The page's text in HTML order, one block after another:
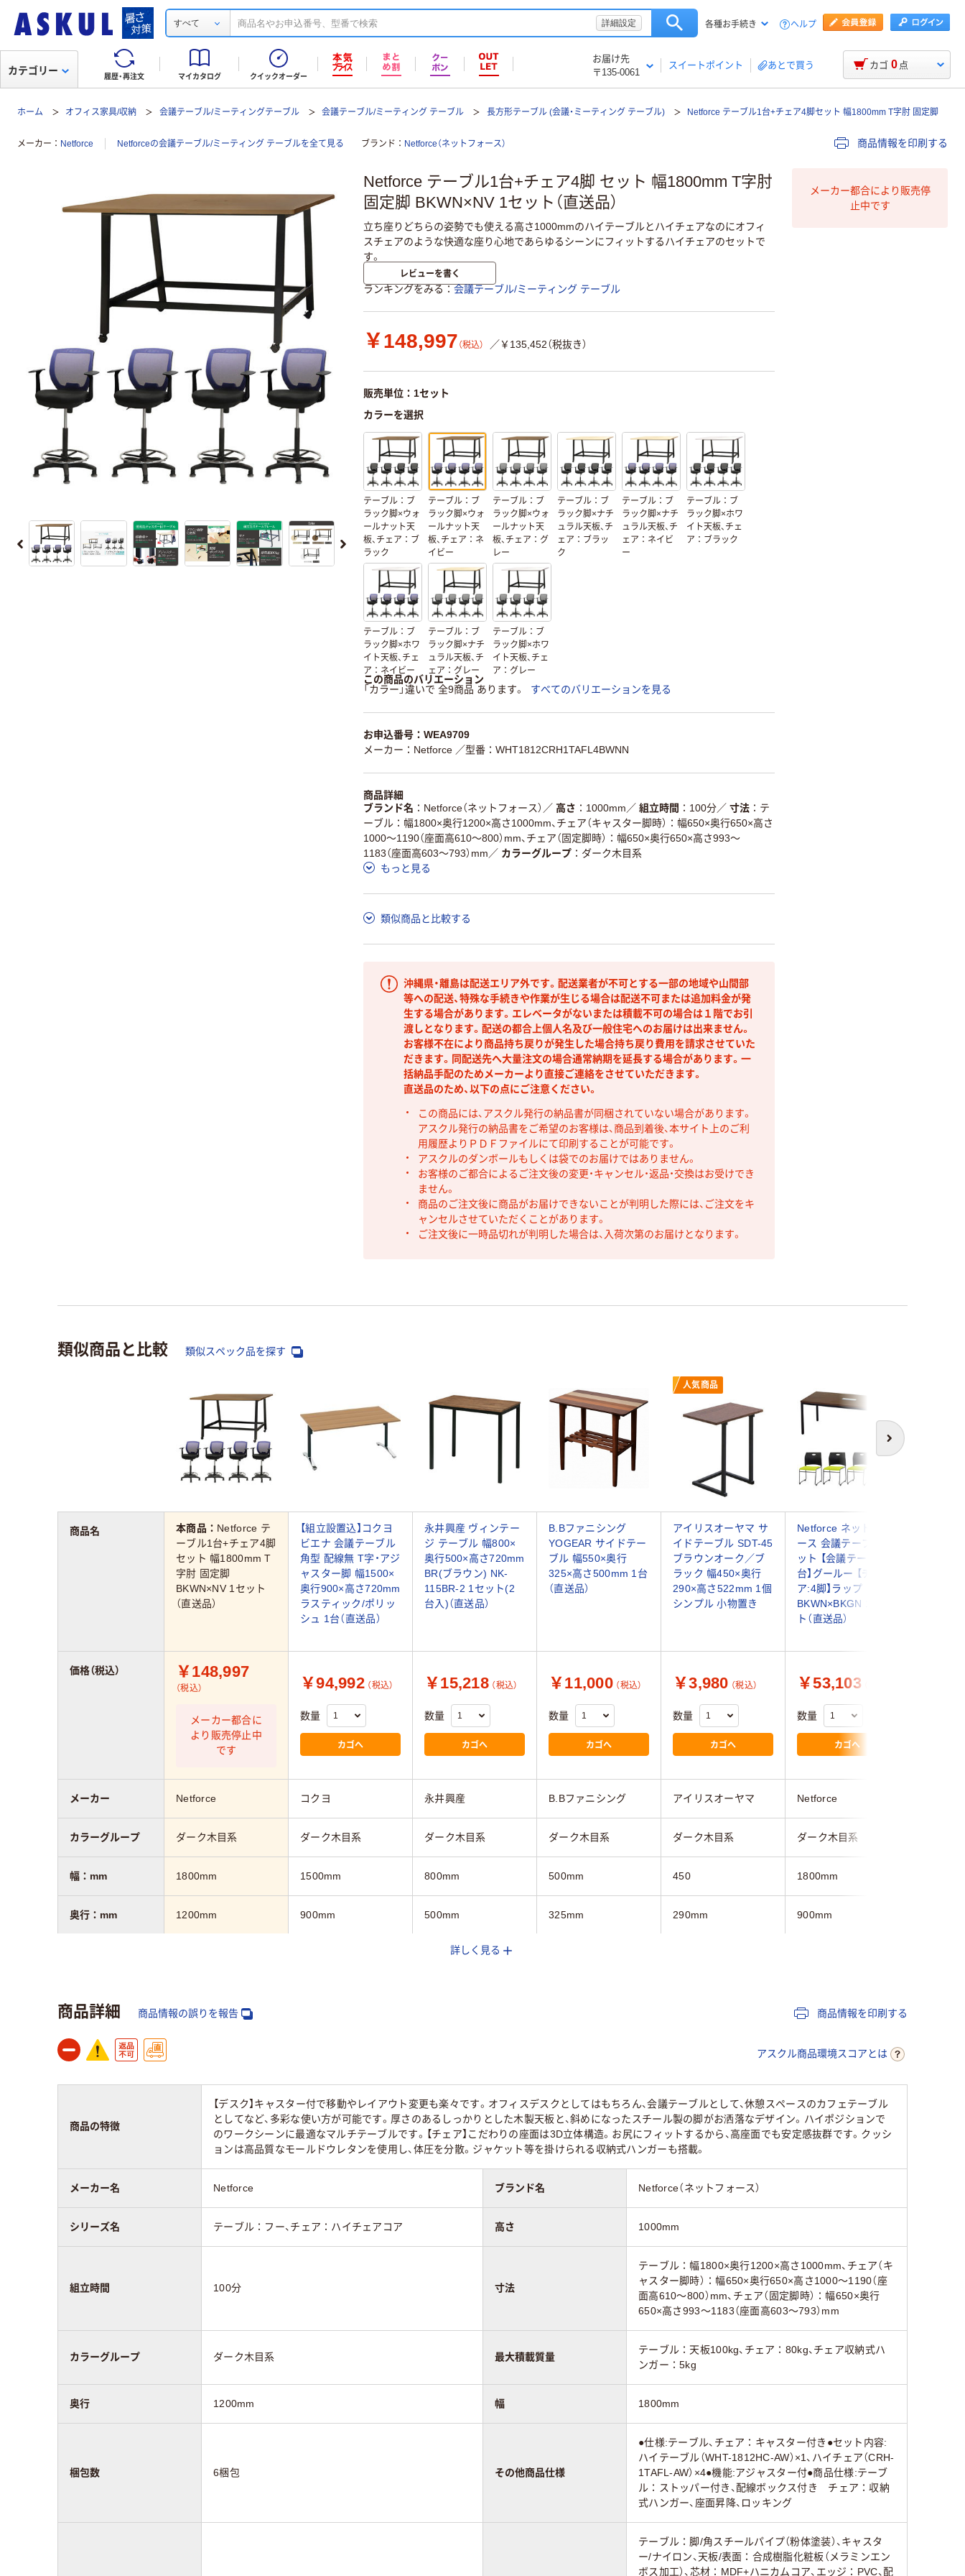
すべて 詳細設定 各種お手続き ヘルプ
履歴・再注文 マイカタログ クイックオーダー
お届け先
〒135-0061
スイートポイント あとで買う
カテゴリー カゴ 0 点
ホーム オフィス家具/収納 会議テーブル/ミーティングテーブル 会議テーブル/ミーティング テーブル 長方形テーブル (会議・ミーティング テーブル) Netforce テーブル1台+チェア4脚セット 幅1800mm T字肘 固定脚
メーカー Netforce Netforceの会議テーブル/ミーティング テーブルを全て見る ブランド Netforce（ネットフォース） 商品情報を印刷する
Netforce テーブル1台+チェア4脚 セット 幅1800mm T字肘
固定脚 BKWN×NV 1セット（直送品）
立ち座りどちらの姿勢でも使える高さ1000mmのハイテーブルとハイチェアなのにオフィ
スチェアのような快適な座り心地であらゆるシーンにフィットするハイチェアのセットで
す。
レビューを書く
ランキングをみる 会議テーブル/ミーティング テーブル
￥148,997 （税込） ／￥135,452（税抜き）
販売単位：1セット
カラーを選択
テーブル：ブ
ラック脚×ウォ
ールナット天
板、チェア：ブ
ラック
テーブル：ブ
ラック脚×ウォ
ールナット天
板、チェア：ネ
イビー
テーブル：ブ
ラック脚×ウォ
ールナット天
板、チェア：グ
レー
テーブル：ブ
ラック脚×ナチ
ュラル天板、チ
ェア：ブラッ
ク
テーブル：ブ
ラック脚×ナチ
ュラル天板、チ
ェア：ネイビ
ー
テーブル：ブ
ラック脚×ホワ
イト天板、チェ
ア：ブラック
テーブル：ブ
ラック脚×ホワ
イト天板、チェ
ア：ネイビー
テーブル：ブ
ラック脚×ナチ
ュラル天板、チ
ェア：グレー
テーブル：ブ
ラック脚×ホワ
イト天板、チェ
ア：グレー
この商品のバリエーション
「カラー」違いで 全9商品 あります。
すべてのバリエーションを見る
お申込番号：WEA9709
メーカー：Netforce ／型番：WHT1812CRH1TAFL4BWNN
商品詳細
ブランド名
Netforce（ネットフォース） ／ 高さ 1000mm ／ 組立時間 100分／ 寸法
テ
ーブル：幅1800×奥行1200×高さ1000mm、チェア（キャスター脚時）：幅650×奥行650×高さ
1000～1190（座面高610～800）mm、チェア（固定脚時）：幅650×奥行650×高さ993～
1183（座面高603～793）mm ／ カラーグループ
ダーク木目系
もっと見る
類似商品と比較する
沖縄県・離島は配送エリア外です。配送業者が不可とする一部の地域や山間部
等への配送、特殊な手続きや作業が生じる場合は配送不可または追加料金が発
生する場合があります。エレベータがないまたは積載不可の場合は１階でお引
渡しとなります。配送の都合上個人名及び一般住宅へのお届けは出来ません。
お客様不在により商品持ち戻りが発生した場合持ち戻り費用を請求させていた
だきます。同配送先へ大量注文の場合通常納期を延長する場合があります。一
括納品手配のためメーカーより直接ご連絡をさせていただきます。
直送品のため、以下の点にご注意ください。
この商品には、アスクル発行の納品書が同梱されていない場合があります。
アスクル発行の納品書をご希望のお客様は、商品到着後、本サイト上のご利
用履歴よりＰＤＦファイルにて印刷することが可能です。
アスクルのダンボールもしくは袋でのお届けではありません。
お客様のご都合によるご注文後の変更・キャンセル・返品・交換はお受けでき
ません。
商品のご注文後に商品がお届けできないことが判明した際には、ご注文をキ
ャンセルさせていただくことがあります。
ご注文後に一時品切れが判明した場合は、入荷次第のお届けとなります。
メーカー都合により販売停
止中です
類似商品と比較 類似スペック品を探す
次へ
人気商品
本商品： Netforce テ
ーブル1台+チェア4脚
セット 幅1800mm T
字肘 固定脚
BKWN×NV 1セット
（直送品）
【組立設置込】コクヨ
ビエナ 会議テーブル
角型 配線無 T字・アジ
ャスター脚 幅1500×
奥行900×高さ720mm
ラスティック/ポリッ
シュ 1台（直送品）
永井興産 ヴィンテー
ジ テーブル 幅800×
奥行500×高さ720mm
BR(ブラウン) NK-
115BR-2 1セット(2
台入)（直送品）
B.Bファニシング
YOGEAR サイドテー
ブル 幅550×奥行
325×高さ500mm 1台
（直送品）
アイリスオーヤマ サ
イドテーブル SDT-45
ブラウンオーク／ブ
ラック 幅450×奥行
290×高さ522mm 1個
シンプル 小物置き
Netforce ネットフォ
ース 会議テーブルセ
ット 【会議テーブル:1
台】グールー 【チェ
ア:4脚】ラップ
BKWN×BKGN 1セッ
ト（直送品）
￥148,997
（税込）
メーカー都合に
より販売停止中
です
￥94,992 （税込）
数量
カゴへ
￥15,218 （税込）
数量
カゴへ
￥11,000 （税込）
数量
カゴへ
￥3,980 （税込）
数量
カゴへ
￥53,103
数量
カゴへ
Netforce コクヨ 永井興産 B.Bファニシング アイリスオーヤマ Netforce
ダーク木目系 ダーク木目系 ダーク木目系 ダーク木目系 ダーク木目系 ダーク木目系
1800mm 1500mm 800mm 500mm 450 1800mm
1200mm 900mm 500mm 325mm 290mm 900mm
720mm
商品名
価格（税込）
メーカー
カラーグループ
幅：mm
奥行：mm
詳しく見る
商品詳細 商品情報の誤りを報告 商品情報を印刷する
アスクル商品環境スコアとは
商品の特徴
【デスク】キャスター付で移動やレイアウト変更も楽々です。オフィスデスクとしてはもちろん、会議テーブルとして、休憩スペースのカフェテーブル
としてなど、多彩な使い方が可能です。厚さのあるしっかりとした木製天板と、斜めになったスチール製の脚がお洒落なデザイン。ハイポジションで
のワークシーンに最適なマルチテーブルです。【チェア】こだわりの座面は3D立体構造。お尻にフィットするから、高座面でも安定感抜群です。クッシ
ョンは高品質なモールドウレタンを使用し、体圧を分散。ジャケット等を掛けられる収納式ハンガーも搭載。
メーカー名 Netforce ブランド名 Netforce（ネットフォース）
シリーズ名 テーブル：フー、チェア：ハイチェアコア 高さ 1000mm
組立時間 100分 寸法
テーブル：幅1800×奥行1200×高さ1000mm、チェア（キ
ャスター脚時）：幅650×奥行650×高さ1000～1190（座
面高610～800）mm、チェア（固定脚時）：幅650×奥行
650×高さ993～1183（座面高603～793）mm
カラーグループ ダーク木目系 最大積載質量
テーブル：天板100kg、チェア：80kg、チェア収納式ハ
ンガー：5kg
奥行 1200mm 幅 1800mm
梱包数 6梱包 その他商品仕様
●仕様:テーブル、チェア：キャスター付き●セット内容:
ハイテーブル（WHT-1812HC-AW）×1、ハイチェア（CRH-
1TAFL-AW）×4●機能:アジャスター付●商品仕様:テーブ
ル：ストッパー付き、配線ボックス付き チェア：収納
式ハンガー、座面昇降、ロッキング
テーブル：脚/角スチールパイプ（粉体塗装）、キャスタ
ー/ナイロン、天板/表面：合成樹脂化粧板（メラミンエン
ボス加工）、芯材：MDF+ハニカムコア、エッジ：PVC、配